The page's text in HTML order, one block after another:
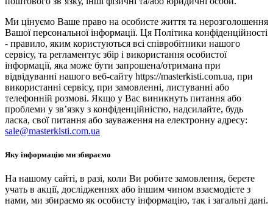
Ми цінуємо Ваше право на особисте життя та нерозголошення
Вашої персональної інформації. Ця Політика конфіденційності
- правило, яким користуються всі співробітники нашого
сервісу, та регламентує збір і використання особистої
інформації, яка може бути запрошена/отримана при
відвідуванні нашого веб-сайту https://masterkisti.com.ua, при
використанні сервісу, при замовленні, листуванні або
телефонній розмові. Якщо у Вас виникнуть питання або
проблеми у зв’язку з конфіденційністю, надсилайте, будь
ласка, свої питання або зауваження на електронну адресу:
sale@masterkisti.com.ua
Яку інформацію ми збираємо
На нашому сайті, в разі, коли Ви робите замовлення, берете
учать в акції, дослідженнях або іншим чином взаємодієте з
нами, ми збираємо як особисту інформацію, так і загальні дані.